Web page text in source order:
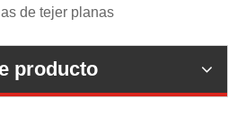
de tejer planas
producto